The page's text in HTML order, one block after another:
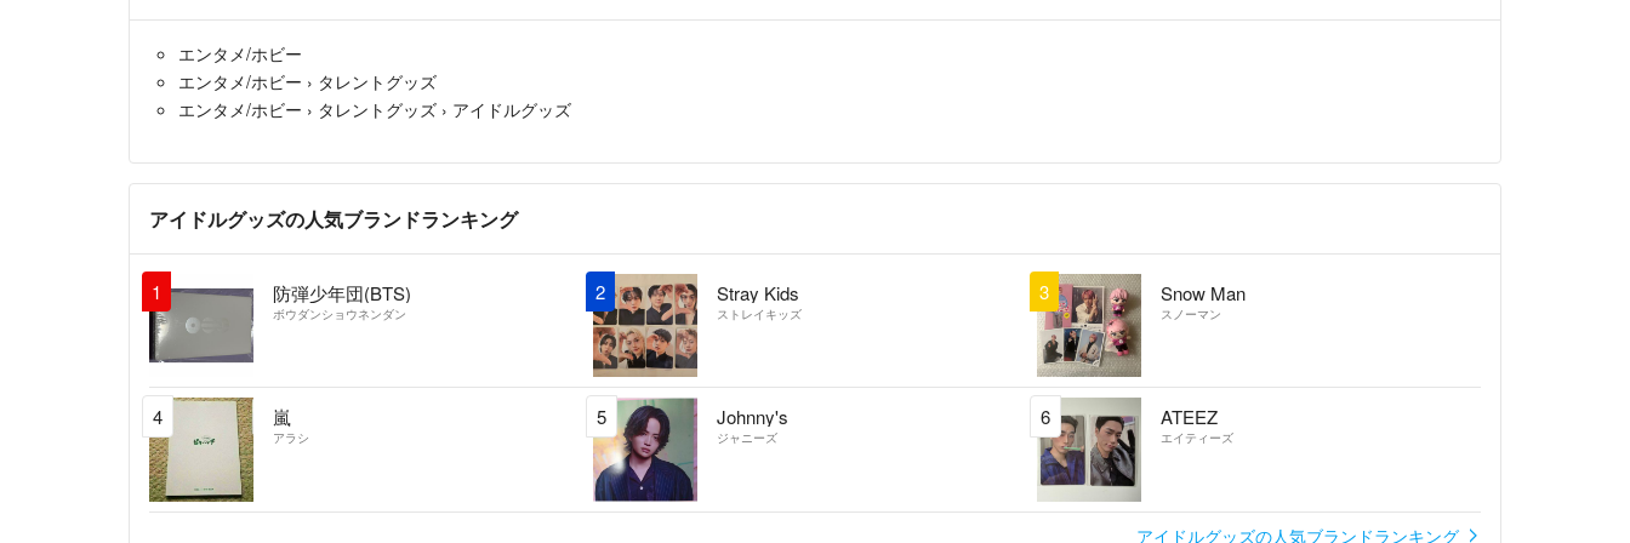
エンタメ/ホビー
エンタメ/ホビー › タレントグッズ
エンタメ/ホビー › タレントグッズ › アイドルグッズ
アイドルグッズの人気ブランドランキング
1 防弾少年団(BTS)
ボウダンショウネンダン
2 Stray Kids
ストレイキッズ
3 Snow Man
スノーマン
4 嵐
アラシ
5 Johnny's
ジャニーズ
6 ATEEZ
エイティーズ
アイドルグッズの人気ブランドランキング